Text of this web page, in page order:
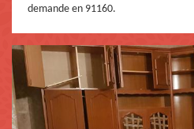
demande en 91160.